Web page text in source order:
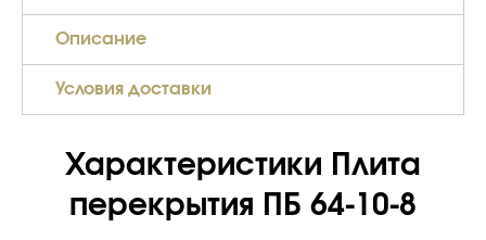
Описание
Условия доставки
Характеристики Плита
перекрытия ПБ 64-10-8